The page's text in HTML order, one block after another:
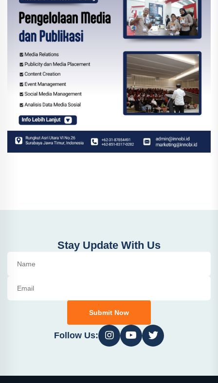
Stay Update With Us
Submit Now
Follow Us: